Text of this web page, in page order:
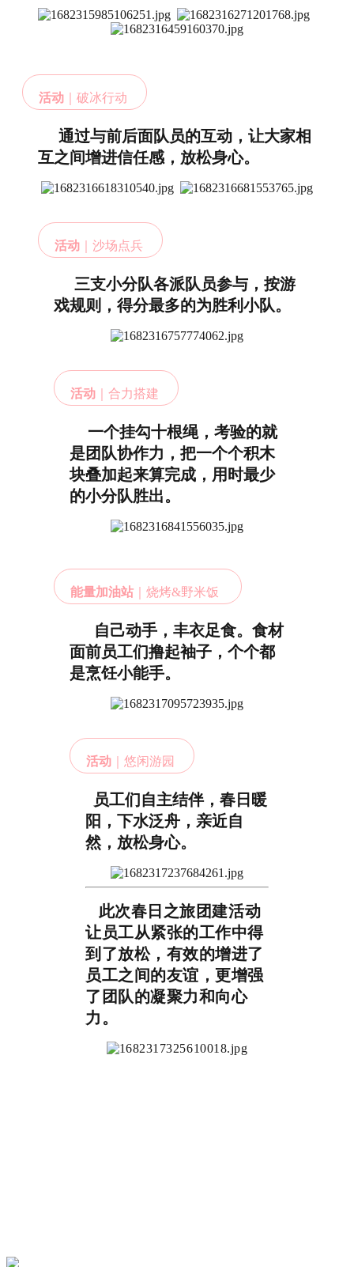
活动 ｜破冰行动
通过与前后面队员的互动，让大家相
互之间增进信任感，放松身心。
活动 ｜沙场点兵
三支小分队各派队员参与，按游
戏规则，得分最多的为胜利小队。
活动 ｜合力搭建
一个挂勾十根绳，考验的就
是团队协作力，把一个个积木
块叠加起来算完成，用时最少
的小分队胜出。
能量加油站 ｜烧烤&野米饭
自己动手，丰衣足食。食材
面前员工们撸起袖子，个个都
是烹饪小能手。
活动 ｜悠闲游园
员工们自主结伴，春日暖
阳，下水泛舟，亲近自
然，放松身心。
此次春日之旅团建活动
让员工从紧张的工作中得
到了放松，有效的增进了
员工之间的友谊，更增强
了团队的凝聚力和向心
力。